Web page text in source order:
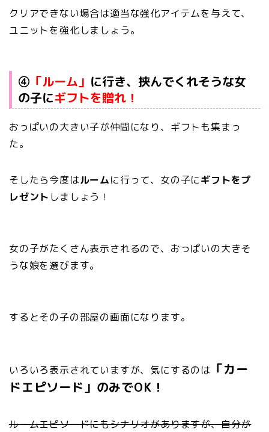
クリアできない場合は適当な強化アイテムを与えて、
ユニットを強化しましょう。
④ 「ルーム」 に行き、挟んでくれそうな女
の子にギフトを贈れ！
おっぱいの大きい子が仲間になり、ギフトも集まっ
た。
そしたら今度はルームに行って、女の子にギフトをプ
レゼント しましょう！
女の子がたくさん表示されるので、おっぱいの大きそ
うな娘を選びます。
するとその子の部屋の画面になります。
いろいろ表示されていますが、気にするのは 「カー
ドエピソード」のみでOK！
ルームエピソードにもシナリオがありますが、自分が